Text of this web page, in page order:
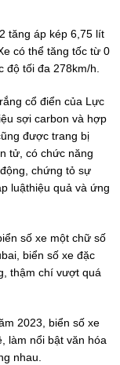
tăng áp kép 6,75 lít
có thể tăng tốc từ 0
độ tối đa 278km/h.
cổ điển của Lực
sợi carbon và hợp
được trang bị
tử, có chức năng
chứng tỏ sự
luậthiệu quả và ứng
số xe một chữ số
biển số xe đặc
thậm chí vượt quá
2023, biển số xe
làm nổi bật văn hóa
nhau.